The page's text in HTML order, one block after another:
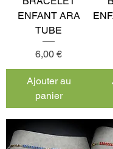
ENFANT ARA
TUBE
Prix
6,00 €
Ajouter au
panier